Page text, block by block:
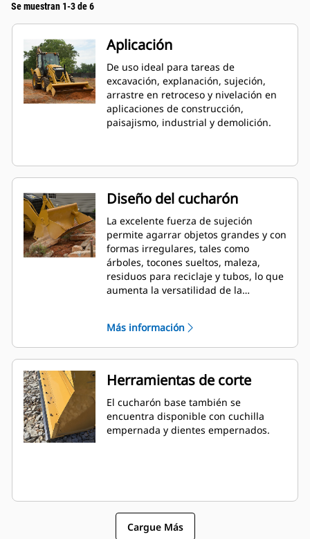
Se muestran 1-3 de 6
Aplicación
De uso ideal para tareas de
excavación, explanación, sujeción,
arrastre en retroceso y nivelación en
aplicaciones de construcción,
paisajismo, industrial y demolición.
Diseño del cucharón
La excelente fuerza de sujeción
permite agarrar objetos grandes y con
formas irregulares, tales como
árboles, tocones sueltos, maleza,
residuos para reciclaje y tubos, lo que
aumenta la versatilidad de la
Más información
Herramientas de corte
El cucharón base también se
encuentra disponible con cuchilla
empernada y dientes empernados.
Cargue Más